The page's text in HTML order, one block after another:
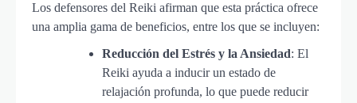
Los defensores del Reiki afirman que esta práctica ofrece
una amplia gama de beneficios, entre los que se incluyen:
Reducción del Estrés y la Ansiedad: El
Reiki ayuda a inducir un estado de
relajación profunda, lo que puede reducir